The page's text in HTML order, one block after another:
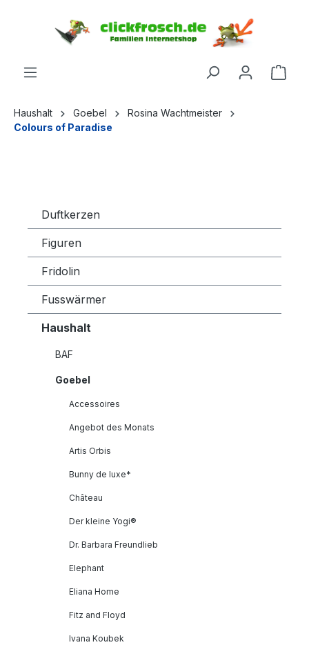
Haushalt Goebel
Rosina Wachtmeister
Colours of Paradise
Duftkerzen
Figuren
Fridolin
Fusswärmer
Haushalt
BAF
Goebel
Accessoires
Angebot des Monats
Artis Orbis
Bunny de luxe*
Château
Der kleine Yogi®
Dr. Barbara Freundlieb
Elephant
Eliana Home
Fitz and Floyd
Ivana Koubek